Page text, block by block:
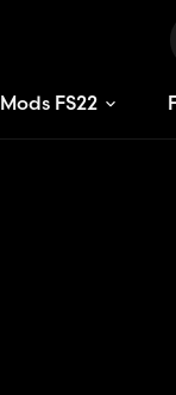
Mods FS22